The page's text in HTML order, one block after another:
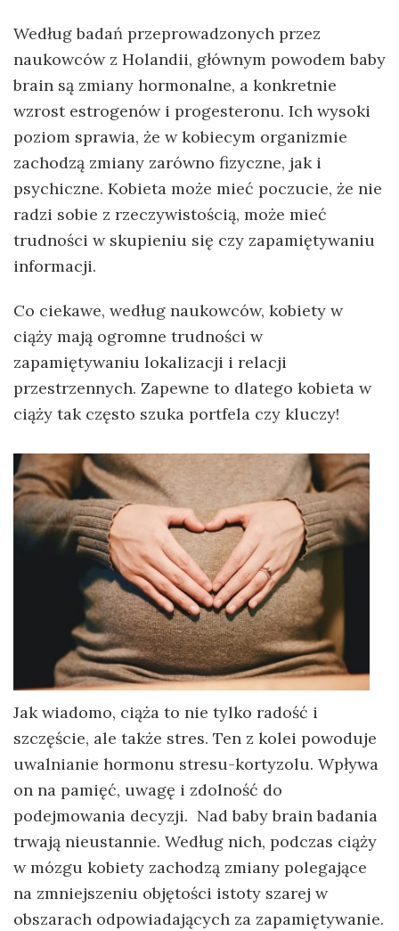
Według badań przeprowadzonych przez
naukowców z Holandii, głównym powodem baby
brain są zmiany hormonalne, a konkretnie
wzrost estrogenów i progesteronu. Ich wysoki
poziom sprawia, że w kobiecym organizmie
zachodzą zmiany zarówno fizyczne, jak i
psychiczne. Kobieta może mieć poczucie, że nie
radzi sobie z rzeczywistością, może mieć
trudności w skupieniu się czy zapamiętywaniu
informacji.
Co ciekawe, według naukowców, kobiety w
ciąży mają ogromne trudności w
zapamiętywaniu lokalizacji i relacji
przestrzennych. Zapewne to dlatego kobieta w
ciąży tak często szuka portfela czy kluczy!
Jak wiadomo, ciąża to nie tylko radość i
szczęście, ale także stres. Ten z kolei powoduje
uwalnianie hormonu stresu-kortyzolu. Wpływa
on na pamięć, uwagę i zdolność do
podejmowania decyzji. Nad baby brain badania
trwają nieustannie. Według nich, podczas ciąży
w mózgu kobiety zachodzą zmiany polegające
na zmniejszeniu objętości istoty szarej w
obszarach odpowiadających za zapamiętywanie.